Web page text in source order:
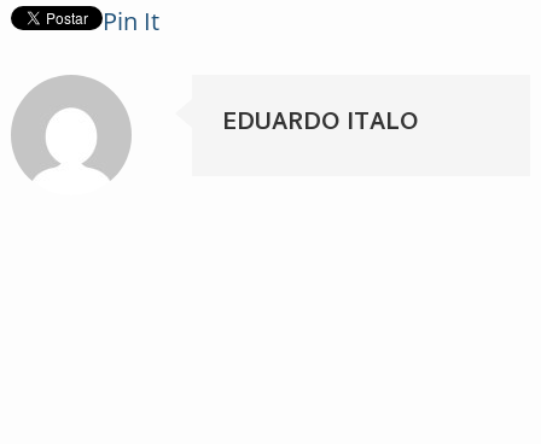
Pin It
EDUARDO ITALO